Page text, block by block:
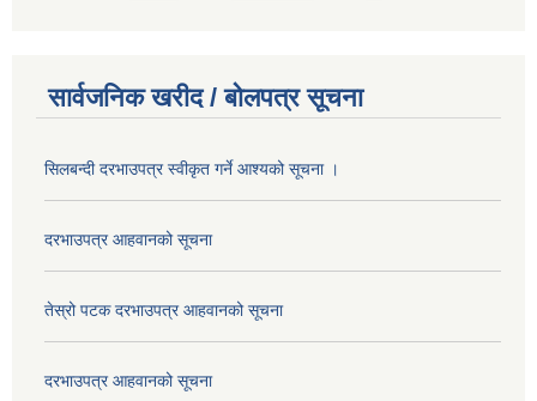
सार्वजनिक खरीद / बोलपत्र सूचना
सिलबन्दी दरभाउपत्र स्वीकृत गर्ने आश्यको सूचना ।
दरभाउपत्र आहवानको सूचना
तेस्रो पटक दरभाउपत्र आहवानको सूचना
दरभाउपत्र आहवानको सूचना